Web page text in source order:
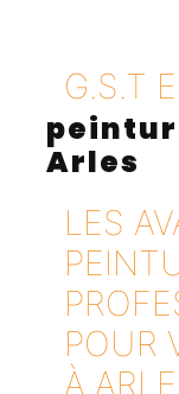
G.S.T
Arles
LES
POUR
À